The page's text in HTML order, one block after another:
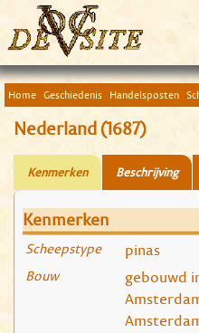
Home Geschiedenis Handelsposten
Nederland (1687)
Kenmerken Beschrijving
Kenmerken
Scheepstype pinas
Bouw
gebouwd